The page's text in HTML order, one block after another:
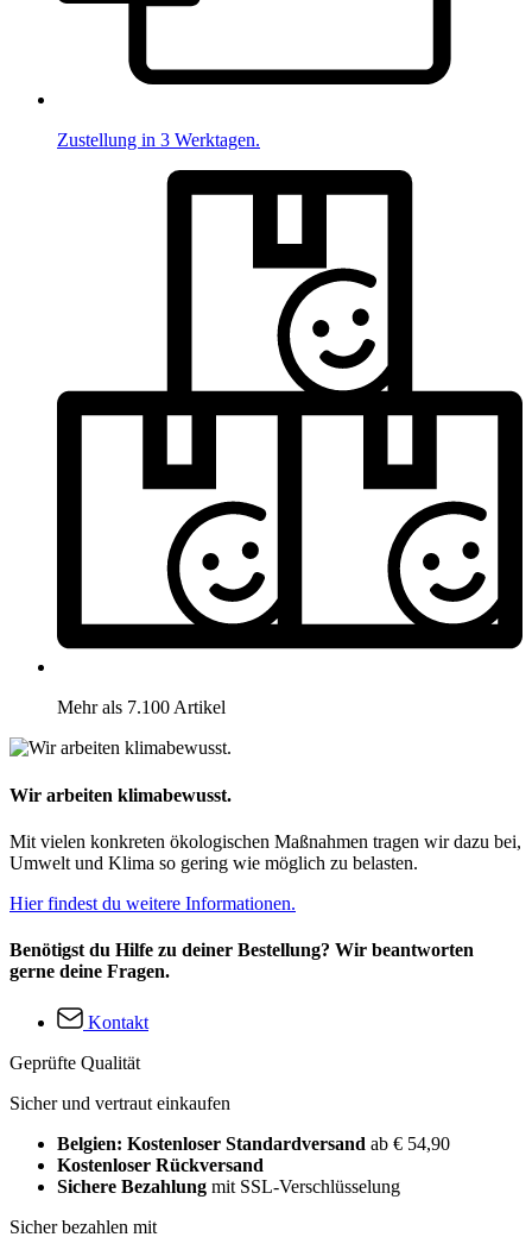
Zustellung in 3 Werktagen.
Mehr als 7.100 Artikel
Wir arbeiten klimabewusst.
Mit vielen konkreten ökologischen Maßnahmen tragen wir dazu bei,
Umwelt und Klima so gering wie möglich zu belasten.
Hier findest du weitere Informationen.
Benötigst du Hilfe zu deiner Bestellung? Wir beantworten
gerne deine Fragen.
Kontakt
Geprüfte Qualität
Sicher und vertraut einkaufen
Belgien: Kostenloser Standardversand ab € 54,90
Kostenloser Rückversand
Sichere Bezahlung mit SSL-Verschlüsselung
Sicher bezahlen mit